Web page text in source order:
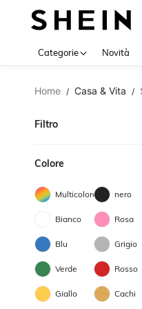
Categorie Novità
Home / Casa & Vita /
Filtro
Colore
Multicolore nero
Bianco Rosa
Blu Grigio
Verde Rosso
Giallo Cachi